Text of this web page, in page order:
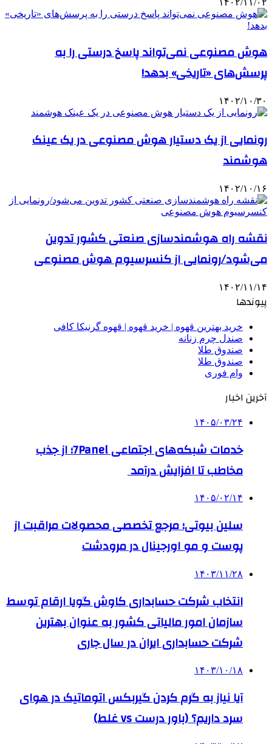
هوش مصنوعی نمی‌تواند پاسخ درستی را به
پرسش‌های «تاریخی» بدهد!
۱۴۰۲/۱۰/۳۰
رونمایی از یک دستیار هوش مصنوعی در یک عینک
هوشمند
۱۴۰۲/۱۰/۱۶
نقشه راه هوشمندسازی صنعتی کشور تدوین
می‌شود/رونمایی از کنسرسیوم هوش مصنوعی
۱۴۰۲/۱۱/۱۴
پیوندها
خرید بهترین قهوه | خرید قهوه | قهوه گرنیکا کافی
صندل چرم زنانه
صندوق طلا
صندوق طلا
وام فوری
آخرین اخبار
۱۴۰۵/۰۳/۲۴
خدمات شبکه‌های اجتماعی 7Panel؛ از جذب
مخاطب تا افزایش درآمد
۱۴۰۵/۰۲/۱۴
سلین بیوتی؛ مرجع تخصصی محصولات مراقبت از
پوست و مو اورجینال در مرودشت
۱۴۰۳/۱۱/۲۸
انتخاب شرکت حسابداری کاوش گویا ارقام توسط
سازمان امور مالیاتی کشور به عنوان بهترین
شرکت حسابداری ایران در سال جاری
۱۴۰۳/۱۰/۱۸
آیا نیاز به گرم کردن گیربکس اتوماتیک در هوای
سرد داریم؟ (باور درست vs غلط)